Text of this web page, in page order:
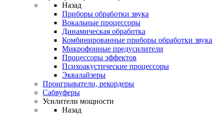
Назад
Приборы обработки звука
Вокальные процессоры
Динамическая обработка
Комбинированные приборы обработки звука
Микрофонные предусилители
Процессоры эффектов
Психоакустические процессоры
Эквалайзеры
Проигрыватели, рекордеры
Сабвуферы
Усилители мощности
Назад